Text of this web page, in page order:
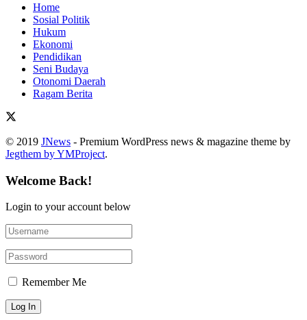
Home
Sosial Politik
Hukum
Ekonomi
Pendidikan
Seni Budaya
Otonomi Daerah
Ragam Berita
© 2019 JNews - Premium WordPress news & magazine theme by
Jegthem by YMProject.
Welcome Back!
Login to your account below
Remember Me